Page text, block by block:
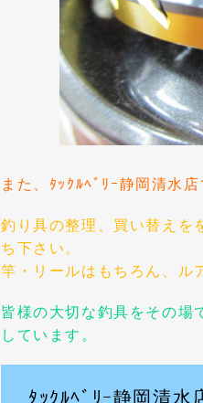
また、ﾀｯｸﾙﾍﾞﾘｰ静岡清水
釣り具の整理、買い替えを
ち下さい。
竿・リールはもちろん、ル
皆様の大切な釣具をその場
しています。
ﾀｯｸﾙﾍﾞﾘｰ静岡清水